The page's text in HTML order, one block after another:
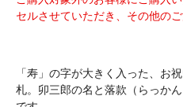
セルさせていただき、その他の
「寿」の字が大きく入った、お
札。卯三郎の名と落款（らっか